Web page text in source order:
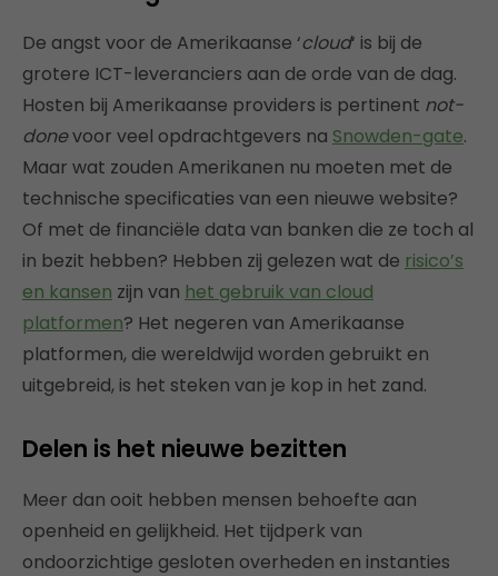
De angst voor de Amerikaanse ‘cloud‘ is bij de
grotere ICT-leveranciers aan de orde van de dag.
Hosten bij Amerikaanse providers is pertinent not-
donevoor veel opdrachtgevers na Snowden-gate.
Maar wat zouden Amerikanen nu moeten met de
technische specificaties van een nieuwe website?
Of met de financiële data van banken die ze toch al
in bezit hebben? Hebben zij gelezen wat de risico’s
en kansen zijn van het gebruik van cloud
platformen? Het negeren van Amerikaanse
platformen, die wereldwijd worden gebruikt en
uitgebreid, is het steken van je kop in het zand.
Delen is het nieuwe bezitten
Meer dan ooit hebben mensen behoefte aan
openheid en gelijkheid. Het tijdperk van
ondoorzichtige gesloten overheden en instanties